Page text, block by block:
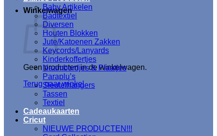
Winkelwagen
Geen producten in de winkelwagen.
Terug naar winkel
Baby Artikelen
Badtextiel
Diversen
Houten Blokken
Jute/Katoenen Zakken
Keycords/Lanyards
Kinderkoffertjes
Naambordjes & Plaatjes
Paraplu’s
Sleutelhangers
Tassen
Textiel
Cadeaukaarten
Cricut
NIEUWE PRODUCTEN!!!